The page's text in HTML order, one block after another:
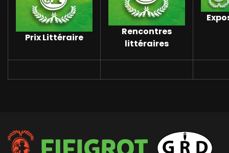
Prix Littéraire
Rencontres
littéraires